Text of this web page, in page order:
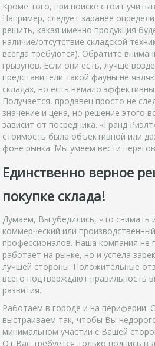
Кроме того, при поиске стоит
Например, следует заранее
решить, какая именно продукция
наличие/отсутствие складской
всегда требуются). Обратите
грызунов. Если они есть, лучше
представители такой фауны не
складах, но есть немало
Получается, продавец просто не
значение и цена, но решение этого
зависит от посредника. «Гранд
стоимость была объективной или
фоне рынка. Мы умеем вести
Единственно верное
покупке склада!
Думаем, Вы убедились, что снимать
коммерческий или
профессионалов. Наша компания не
работает на рынке, но и успела
лучшей стороны. Положительные
всего подтверждают правильность
развития.
Работаем в городе и на периферии.
выстраиваем так, чтобы Вы
минимальном участии с Вашей
От Вас требуется только подпись в